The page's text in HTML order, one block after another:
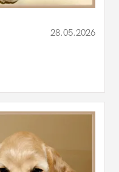
28.05.2026